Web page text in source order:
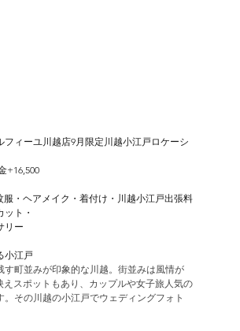
フィーユ川越店9月限定川越小江戸ロケーシ
+16,500
服・ヘアメイク・着付け・川越小江戸出張料
ト・
リー
小江戸
す町並みが印象的な川越。街並みは風情が
えスポットもあり、カップルや女子旅人気の
。その川越の小江戸でウェディングフォト